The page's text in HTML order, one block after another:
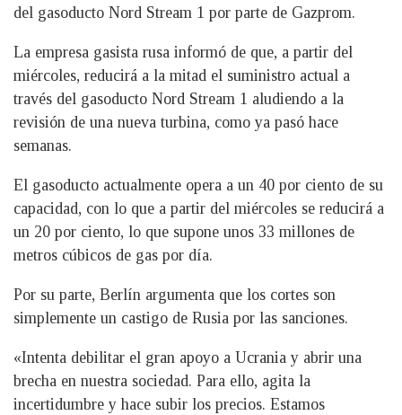
del gasoducto Nord Stream 1 por parte de Gazprom.
La empresa gasista rusa informó de que, a partir del
miércoles, reducirá a la mitad el suministro actual a
través del gasoducto Nord Stream 1 aludiendo a la
revisión de una nueva turbina, como ya pasó hace
semanas.
El gasoducto actualmente opera a un 40 por ciento de su
capacidad, con lo que a partir del miércoles se reducirá a
un 20 por ciento, lo que supone unos 33 millones de
metros cúbicos de gas por día.
Por su parte, Berlín argumenta que los cortes son
simplemente un castigo de Rusia por las sanciones.
«Intenta debilitar el gran apoyo a Ucrania y abrir una
brecha en nuestra sociedad. Para ello, agita la
incertidumbre y hace subir los precios. Estamos